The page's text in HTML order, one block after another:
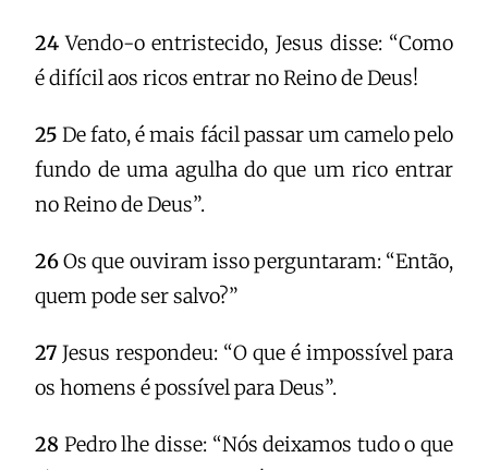
24 Vendo-o entristecido, Jesus disse: “Como
é difícil aos ricos entrar no Reino de Deus!
25 De fato, é mais fácil passar um camelo pelo
fundo de uma agulha do que um rico entrar
no Reino de Deus”.
26Os que ouviram isso perguntaram: “Então,
quem pode ser salvo?”
27 Jesus respondeu: “O que é impossível para
os homens é possível para Deus”.
28 Pedro lhe disse: “Nós deixamos tudo o que